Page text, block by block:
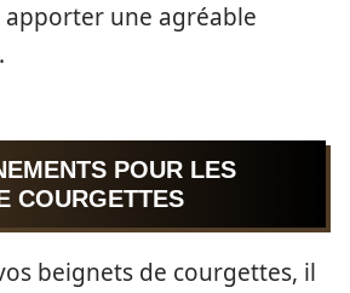
une agréable
POUR LES
COURGETTES
beignets de courgettes, il